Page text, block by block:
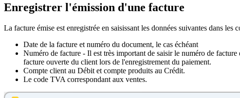
Enregistrer l'émission d'une facture
La facture émise est enregistrée en saisissant les données suivantes dans les
Date de la facture et numéro du document, le cas échéant
Numéro de facture - Il est très important de saisir le numéro de
facture ouverte du client lors de l'enregistrement du paiement.
Compte client au Débit et compte produits au Crédit.
Le code TVA correspondant aux ventes.